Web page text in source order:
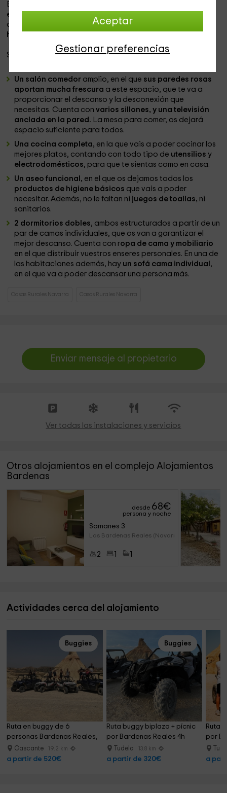
Aceptar
Gestionar preferencias
En su interior, la casa que ahora te presentamos tiene
espacio para un grupo de 4 personas,
ampliar en caso de necesitarlo,a un máximo de 5
huéspedes.
Sus espacios se componen de:
Un salón comedor amplio, en el que sus paredes rosas
aportan mucha frescura a este espacio, que te va a
proporcionar el descanso y la desconexión que
necesitas. Cuenta convarios sillones, y una televisión
anclada en la pared. La mesa para comer, os dejará
espacio suficiente para todos.
Una cocina completa, en la que vais a poder cocinar los
mejores platos, contando con todo tipo de utensiliosy
electrodomésticos, para que te sientas como en casa.
Un aseo funcional, en el que os dejamos todos los
productos de higiene básicos que vais a poder
necesitar. Además, no le faltan ni juegos de toallas, ni
sanitarios.
2 dormitorios dobles, ambos estructurados a partir de un
par de camas individuales, que os van a garantizar el
mejor descanso. Cuenta con ropa de cama y mobiliario
en el que distribuir vuestros enseres personales. En una de
las habitaciones además, hay un sofá cama individual ,
en el que va a poder descansar una persona más.
Casas Rurales Navarra Casas Rurales Navarra
Enviar mensaje al propietario
Ver todas las instalaciones y servicios
Otros alojamientos en el complejo Alojamientos
Bardenas
desde 68€
persona y noche
Samanes 3
Las Bardenas Reales (Navarra)
2
Actividades cerca del alojamiento
Buggies
Ruta en buggy de 6
personas Bardenas Reales,
4h Cascante 19.2 km
a partir de 520€
Buggies
Ruta buggy biplaza + pícnic
por Bardenas Reales 4h
Tudela 13.8 km
a partir de 320€
Ruta
por
a